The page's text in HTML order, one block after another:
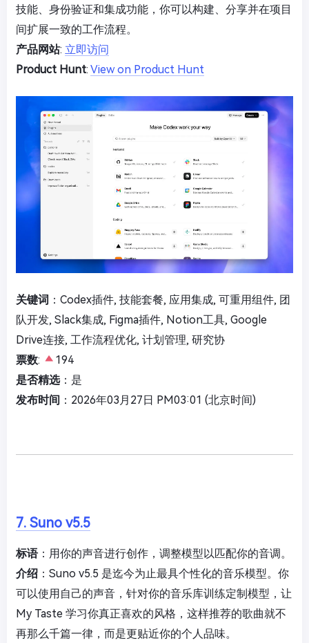
技能、身份验证和集成功能，你可以构建、分享并在项目
间扩展一致的工作流程。
产品网站: 立即访问
Product Hunt: View on Product Hunt
关键词 ：Codex插件, 技能套餐, 应用集成, 可重用组件, 团
队开发, Slack集成, Figma插件, Notion工具, Google
Drive连接, 工作流程优化, 计划管理, 研究协
票数:
194
是否精选：是
发布时间 ：2026年03月27日 PM03:01 (北京时间)
7. Suno v5.5
标语：用你的声音进行创作，调整模型以匹配你的音调。
介绍 ：Suno v5.5 是迄今为止最具个性化的音乐模型。你
可以使用自己的声音，针对你的音乐库训练定制模型，让
My Taste 学习你真正喜欢的风格，这样推荐的歌曲就不
再那么千篇一律，而是更贴近你的个人品味。